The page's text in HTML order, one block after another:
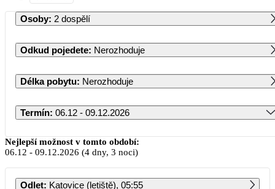
Osoby: 2 dospělí
Odkud pojedete: Nerozhoduje
Délka pobytu: Nerozhoduje
Termín: 06.12 - 09.12.2026
Prosinec 2026
PO ÚT ST ČT PÁ SO NE
Nejlepší možnost v tomto období:
06.12 - 09.12.2026 (4 dny, 3 noci)
Odlet: Katovice (letiště), 05:55